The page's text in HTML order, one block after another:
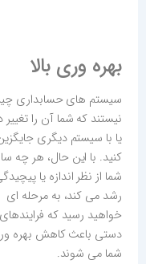
بهره‌ وری بالا
سیستم های حسابداری
نیستند که شما آن را تغییر
یا با سیستم دیگری
کنید. با این حال، هر چه
شما از نظر اندازه یا
رشد می کند، به مرحله ای
خواهید رسید که فرایندهای
دستی باعث کاهش بهره
شما می شوند.